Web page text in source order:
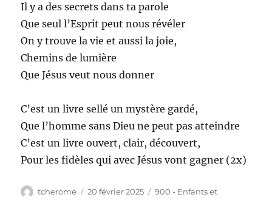
Il y a des secrets dans ta parole
Que seul l’Esprit peut nous révéler
On y trouve la vie et aussi la joie,
Chemins de lumière
Que Jésus veut nous donner
C’est un livre sellé un mystère gardé,
Que l’homme sans Dieu ne peut pas atteindre
C’est un livre ouvert, clair, découvert,
Pour les fidèles qui avec Jésus vont gagner (2x)
Auteur
tcherome
Publié
20 février 2025 Catégories
900 - Enfants et